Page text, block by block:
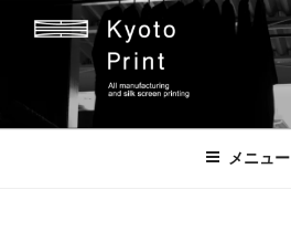
京都プリント
京都市のオリジナルプリント会社
メニュー